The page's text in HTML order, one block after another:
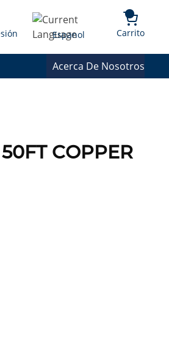
Language
Espanol Carrito{0}
Acerca De Nosotros
COPPER